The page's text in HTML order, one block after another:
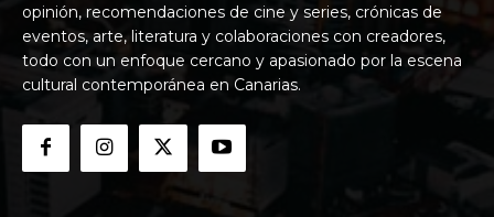
opinión, recomendaciones de cine y series, crónicas de
eventos, arte, literatura y colaboraciones con creadores,
todo con un enfoque cercano y apasionado por la escena
cultural contemporánea en Canarias.